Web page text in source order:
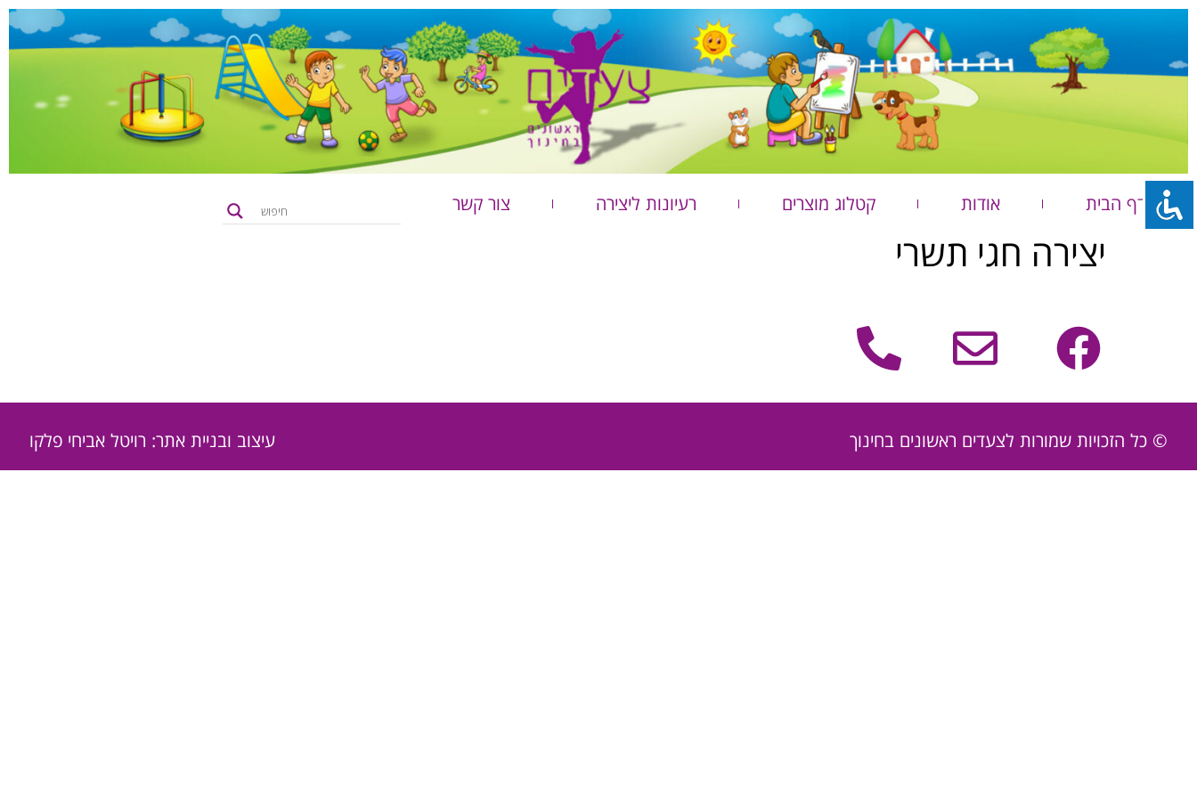
דף הבית אודות קטלוג מוצרים רעיונות ליצירה צור קשר
יצירה חגי תשרי
© כל הזכויות שמורות לצעדים ראשונים בחינוך עיצוב ובניית אתר: רויטל אביחי פלקו